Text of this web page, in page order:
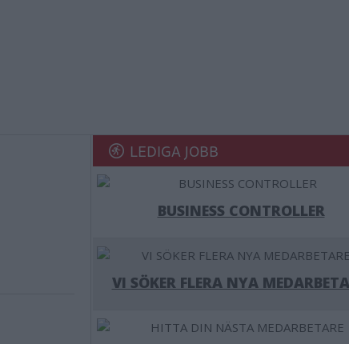
LEDIGA JOBB
BUSINESS CONTROLLER
VI SÖKER FLERA NYA